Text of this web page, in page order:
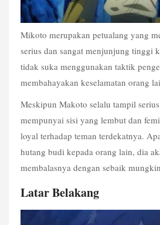
Mikoto merupakan petualang yang
serius dan sangat menjunjung tinggi
tidak suka menggunakan taktik
membahayakan keselamatan orang
Meskipun Makoto selalu tampil
mempunyai sisi yang lembut dan
loyal terhadap teman terdekatnya.
hutang budi kepada orang lain, dia
membalasnya dengan sebaik
Latar Belakang